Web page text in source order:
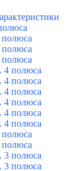
4 полюса
4 полюса
4 полюса
4 полюса
4 полюса
4 полюса
3 полюса
3 полюса